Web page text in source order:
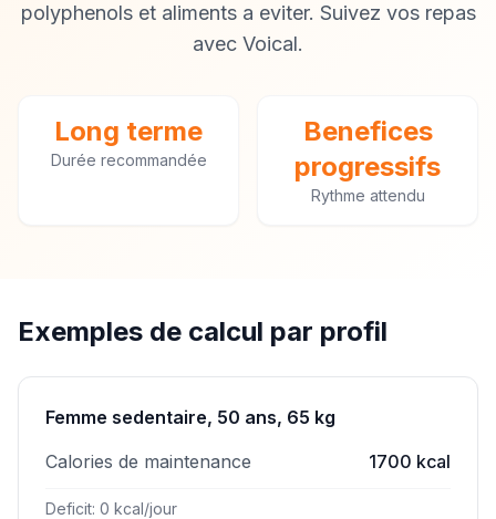
polyphenols et aliments a eviter. Suivez vos repas
avec Voical.
Long terme
Durée recommandée
Benefices
progressifs
Rythme attendu
Exemples de calcul par profil
Femme sedentaire, 50 ans, 65 kg
Calories de maintenance
1700 kcal
Deficit: 0 kcal/jour